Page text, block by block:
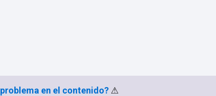
en el contenido? ⚠